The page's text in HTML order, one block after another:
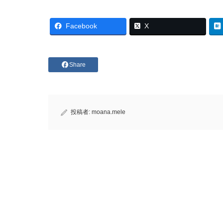
Facebook X
Share
投稿者: moana.mele